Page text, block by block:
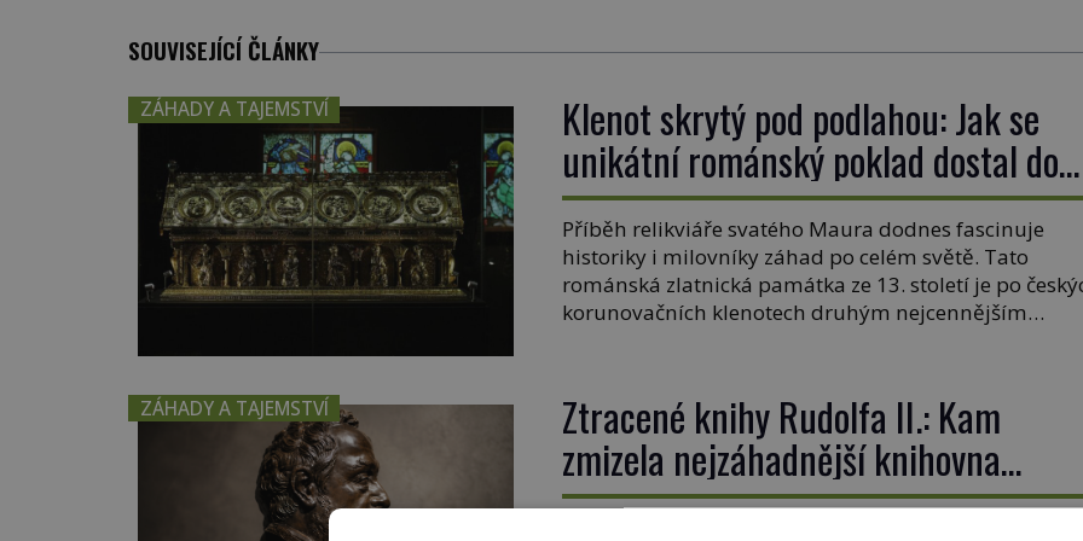
SOUVISEJÍCÍ ČLÁNKY
ZÁHADY A TAJEMSTVÍ Klenot skrytý pod podlahou: Jak se
unikátní románský poklad dostal do
zapadlého Bečova?
Příběh relikviáře svatého Maura dodnes fascinuje
historiky i milovníky záhad po celém světě. Tato
románská zlatnická památka ze 13. století je po
korunovačních klenotech druhým nejcennějším
kriminalistů úspěšně nalezen, jeho minulost stále
obestírá hustá mlha. Otázky, jak přesně se tato […]
ZÁHADY A TAJEMSTVÍ Ztracené knihy Rudolfa II.: Kam
zmizela nejzáhadnější knihovna
Evropy?